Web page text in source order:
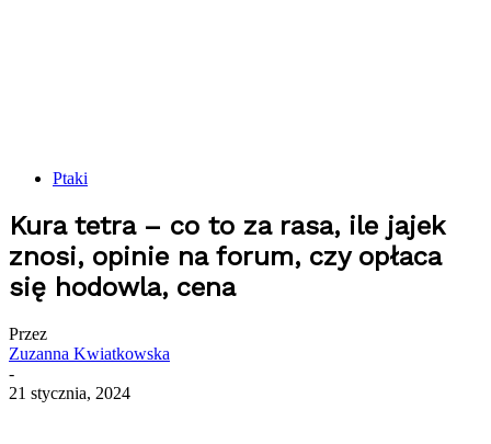
Ptaki
Kura tetra – co to za rasa, ile jajek
znosi, opinie na forum, czy opłaca
się hodowla, cena
Przez
Zuzanna Kwiatkowska
-
21 stycznia, 2024